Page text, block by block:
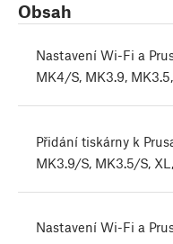
Obsah
Nastavení Wi-Fi a
MK4/S, MK3.9,
Přidání tiskárny k
MK3.9/S, MK3.5/S,
Nastavení Wi-Fi a